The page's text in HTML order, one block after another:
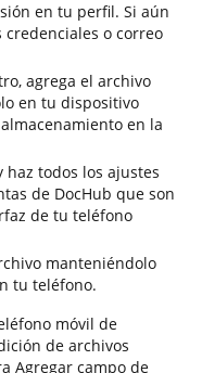
en tu perfil. Si aún
o correo
agrega el archivo
en tu dispositivo
en la
todos los ajustes
de DocHub que son
de tu teléfono
manteniéndolo
tu teléfono.
móvil de
de archivos
Agregar campo de